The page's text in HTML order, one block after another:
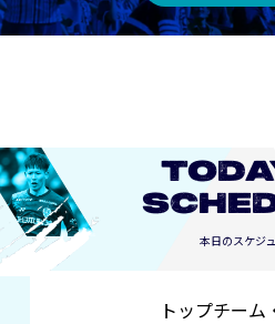
本日のスケジ
トップチーム